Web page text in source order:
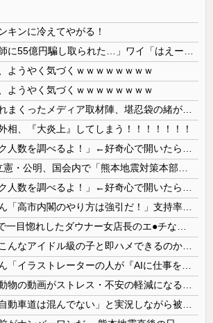
キンに冷えてやがる！
ようやく気づくｗｗｗｗｗｗｗｗ
ようやく気づくｗｗｗｗｗｗｗｗ
相、『大炎上』してしまう！！！！！！！